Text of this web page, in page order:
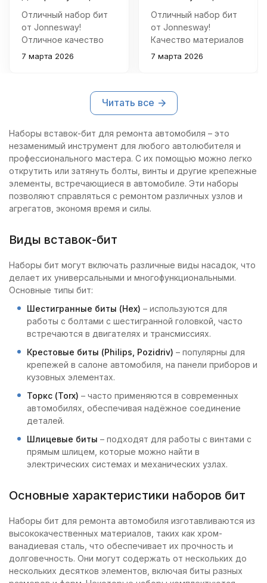
Отличный набор бит
от Jonnesway!
Отличное качество
материалов, удобная
инструмент, никаких
расшатываний.
Рекомендую всем
мастерам!
7 марта 2026
Отличный набор бит
от Jonnesway!
Качество материалов
отличное, все
металлический бокс.
Теперь любые
ремонтные работы
качественно.
7 марта 2026
Читать все
Наборы вставок-бит для ремонта автомобиля – это
незаменимый инструмент для любого автолюбителя и
профессионального мастера. С их помощью можно легко
открутить или затянуть болты, винты и другие крепежные
элементы, встречающиеся в автомобиле. Эти наборы
позволяют справляться с ремонтом различных узлов и
агрегатов, экономя время и силы.
Виды вставок-бит
Наборы бит могут включать различные виды насадок, что
делает их универсальными и многофункциональными.
Основные типы бит:
Шестигранные биты (Hex) – используются для
работы с болтами с шестигранной головкой, часто
встречаются в двигателях и трансмиссиях.
Крестовые биты (Philips, Pozidriv) – популярны для
крепежей в салоне автомобиля, на панели приборов и
кузовных элементах.
Торкс (Torx) – часто применяются в современных
автомобилях, обеспечивая надёжное соединение
деталей.
Шлицевые биты – подходят для работы с винтами с
прямым шлицем, которые можно найти в
электрических системах и механических узлах.
Основные характеристики наборов бит
Наборы бит для ремонта автомобиля изготавливаются из
высококачественных материалов, таких как хром-
ванадиевая сталь, что обеспечивает их прочность и
долговечность. Они могут содержать от нескольких до
нескольких десятков элементов, включая биты разных